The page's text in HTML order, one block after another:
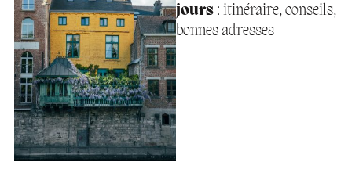
jours: itinéraire, conseils,
bonnes adresses